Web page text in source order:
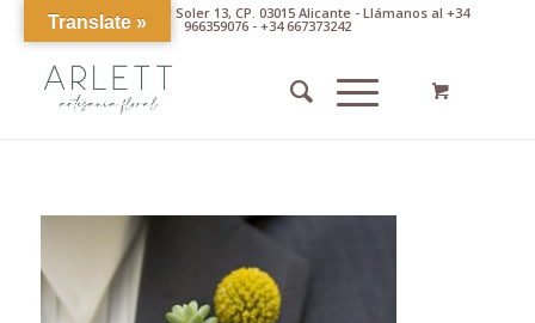
Av. Pintor Xavier Soler 13, CP. 03015 Alicante - Llámanos al +34
966359076 - +34 667373242
Translate »